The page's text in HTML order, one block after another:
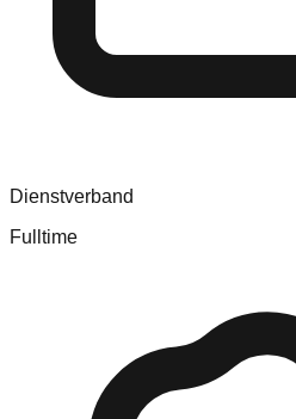
Dienstverband
Fulltime